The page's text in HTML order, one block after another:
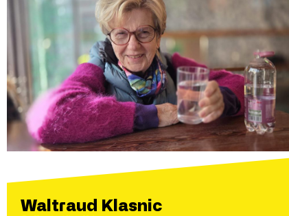
Waltraud Klasnic